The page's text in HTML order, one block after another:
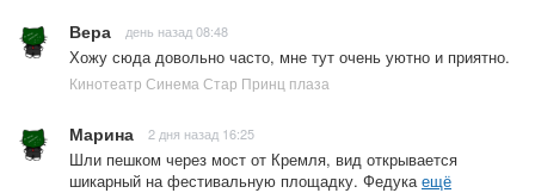
Вера день назад 08:48
Хожу сюда довольно часто, мне тут очень уютно и приятно.
Кинотеатр Синема Стар Принц плаза
Марина 2 дня назад 16:25
Шли пешком через мост от Кремля, вид открывается
шикарный на фестивальную площадку. Федукаещё